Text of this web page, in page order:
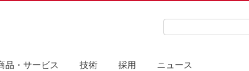
品・サービス 技術 採用 ニュース
検索キーワード入力